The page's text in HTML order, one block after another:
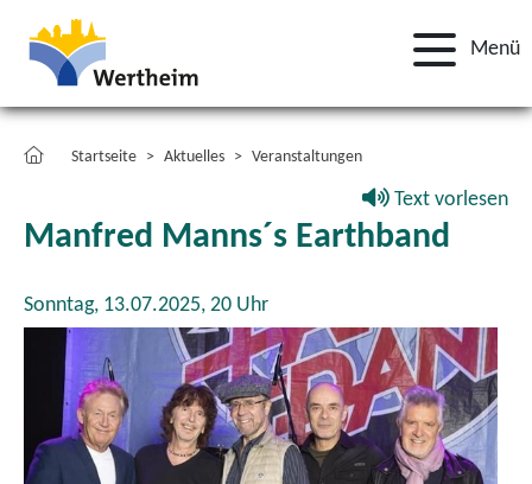
Menü
Startseite Aktuelles Veranstaltungen
Text vorlesen
Manfred Manns´s Earthband
Sonntag, 13.07.2025, 20 Uhr